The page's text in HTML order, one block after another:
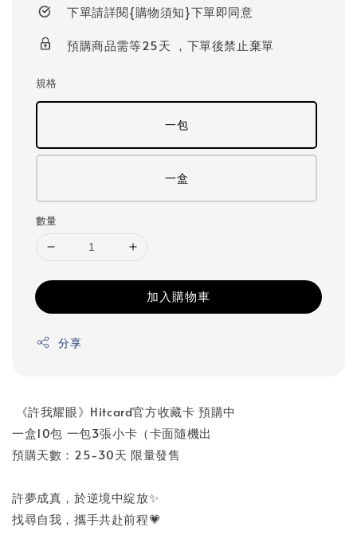
下單請詳閱{購物須知}下單即同意
預購商品需等25天 ，下單後禁止棄單
規格
一包
一盒
數量
加入購物車
分享
《許我耀眼》Hitcard官方收藏卡 預購中
一盒10包 一包3張小卡（卡面隨機出
預購天數：25-30天 限量發售
許夢成真，於逆境中綻放✨
找尋自我，攜手共赴前程💗